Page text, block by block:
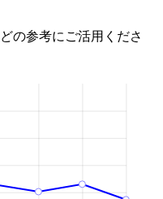
の参考にご活用くださ